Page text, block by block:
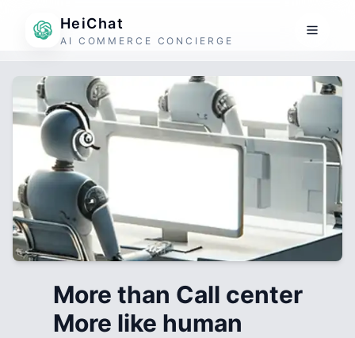
HeiChat
AI COMMERCE CONCIERGE
More than Call center
More like human